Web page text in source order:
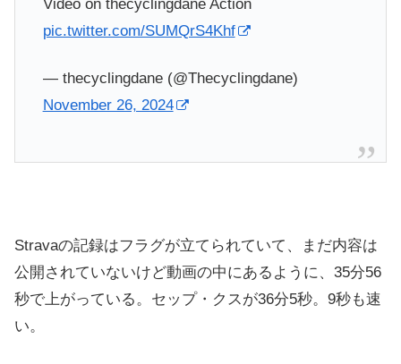
Video on thecyclingdane Action
pic.twitter.com/SUMQrS4Khf
— thecyclingdane (@Thecyclingdane)
November 26, 2024
Stravaの記録はフラグが立てられていて、まだ内容は
公開されていないけど動画の中にあるように、35分56
秒で上がっている。セップ・クスが36分5秒。9秒も速
い。